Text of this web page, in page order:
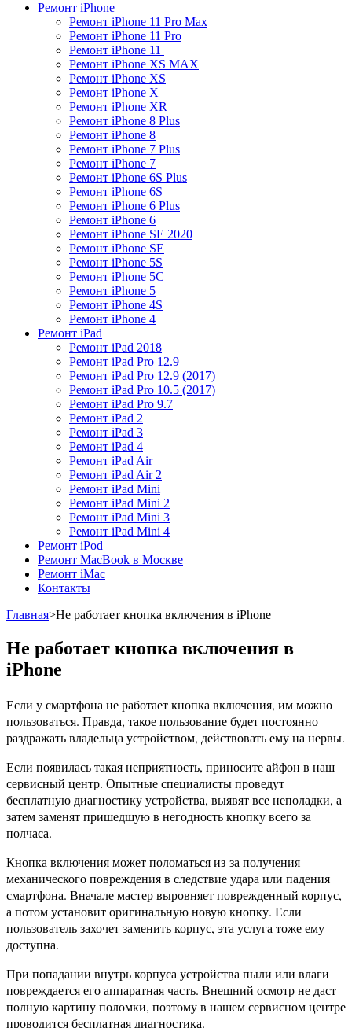
Ремонт iPhone
Ремонт iPhone 11 Pro Max
Ремонт iPhone 11 Pro​
Ремонт iPhone 11 ​
Ремонт iPhone XS MAX​
Ремонт iPhone XS​
Ремонт iPhone X​
Ремонт iPhone XR
Ремонт iPhone 8 Plus​
Ремонт iPhone 8
Ремонт iPhone 7 Plus
Ремонт iPhone 7
Ремонт iPhone 6S Plus
Ремонт iPhone 6S
Ремонт iPhone 6 Plus
Ремонт iPhone 6
Ремонт iPhone SE 2020​
Ремонт iPhone SE
Ремонт iPhone 5S
Ремонт iPhone 5C
Ремонт iPhone 5
Ремонт iPhone 4S
Ремонт iPhone 4
Ремонт iPad
Ремонт iPad 2018​
Ремонт iPad Pro 12.9​
Ремонт iPad Pro 12.9 (2017)​
Ремонт iPad Pro 10.5 (2017)​
Ремонт iPad Pro 9.7​
Ремонт iPad 2
Ремонт iPad 3
Ремонт iPad 4
Ремонт iPad Air
Ремонт iPad Air 2
Ремонт iPad Mini
Ремонт iPad Mini 2
Ремонт iPad Mini 3
Ремонт iPad Mini 4
Ремонт iPod
Ремонт MacBook в Москве
Ремонт iMac
Контакты
Главная>Не работает кнопка включения в iPhone
Не работает кнопка включения в
iPhone
Если у смартфона не работает кнопка включения, им можно
пользоваться. Правда, такое пользование будет постоянно
раздражать владельца устройством, действовать ему на нервы.
Если появилась такая неприятность, приносите айфон в наш
сервисный центр. Опытные специалисты проведут
бесплатную диагностику устройства, выявят все неполадки, а
затем заменят пришедшую в негодность кнопку всего за
полчаса.
Кнопка включения может поломаться из-за получения
механического повреждения в следствие удара или падения
смартфона. Вначале мастер выровняет поврежденный корпус,
а потом установит оригинальную новую кнопку. Если
пользователь захочет заменить корпус, эта услуга тоже ему
доступна.
При попадании внутрь корпуса устройства пыли или влаги
повреждается его аппаратная часть. Внешний осмотр не даст
полную картину поломки, поэтому в нашем сервисном центре
проводится бесплатная диагностика.